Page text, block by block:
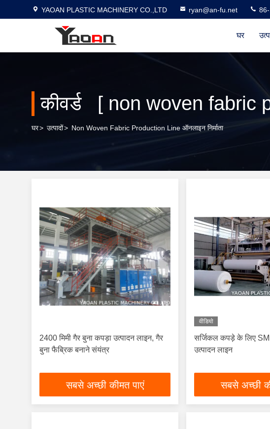
YAOAN PLASTIC MACHINERY CO.,LTD ryan@an-fu.net
घर
कीवर्ड [ non woven fabric
घर> उत्पादों> Non Woven Fabric Production Line ऑनलाइन निर्माता
2400 मिमी गैर बुना कपड़ा उत्पादन लाइन, गैर
बुना फैब्रिक बनाने संयंत्र
सबसे अच्छी कीमत पाएं
वीडियो
सर्जिकल कपड़े के लिए
उत्पादन लाइन
सबसे अच्छी